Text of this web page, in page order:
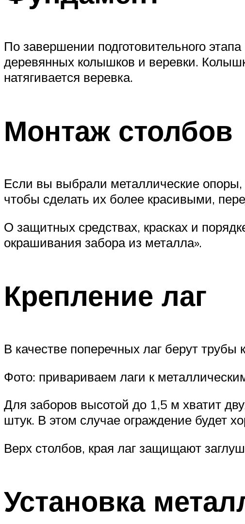
По завершении подготовительного
деревянных колышков и веревки.
натягивается веревка.
Монтаж столбов
Если вы выбрали металлические опоры,
чтобы сделать их более красивыми,
О защитных средствах, красках и
окрашивания забора из металла».
Крепление лаг
В качестве поперечных лаг берут трубы
Фото: привариваем лаги к
Для заборов высотой до 1,5 м хватит
штук. В этом случае ограждение будет
Верх столбов, края лаг защищают
Установка